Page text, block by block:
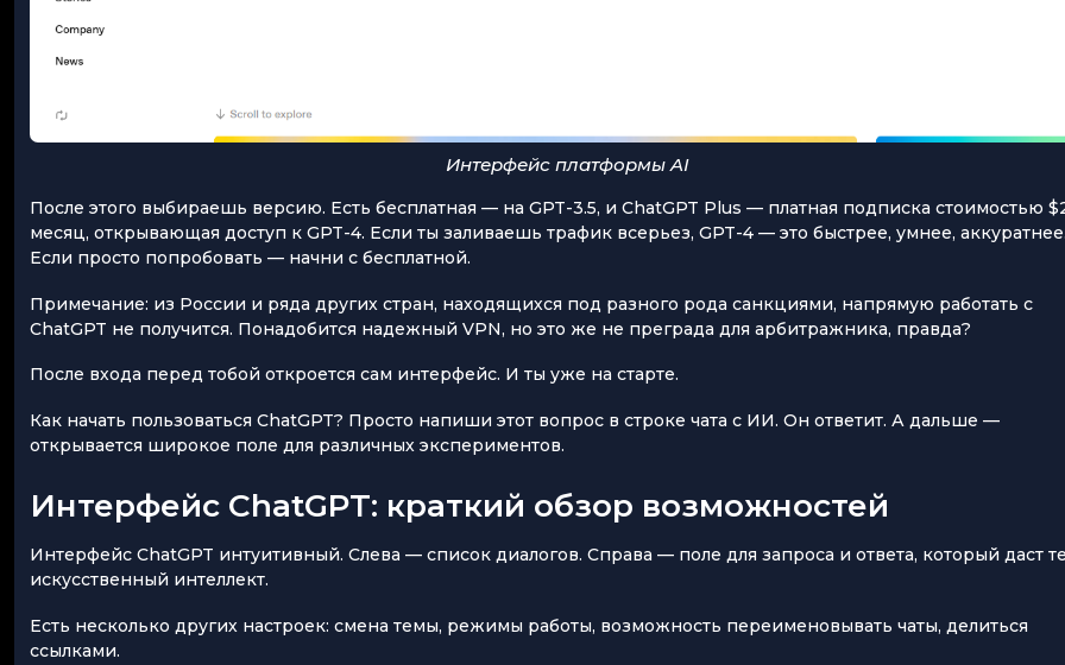
Интерфейс платформы AI
После этого выбираешь версию. Есть бесплатная — на GPT-3.5, и ChatGPT Plus — платная подписка стоимостью
месяц, открывающая доступ к GPT-4. Если ты заливаешь трафик всерьез, GPT-4 — это быстрее, умнее,
Если просто попробовать — начни с бесплатной.
Примечание: из России и ряда других стран, находящихся под разного рода санкциями, напрямую работать с
ChatGPT не получится. Понадобится надежный VPN, но это же не преграда для арбитражника, правда?
После входа перед тобой откроется сам интерфейс. И ты уже на старте.
Как начать пользоваться ChatGPT? Просто напиши этот вопрос в строке чата с ИИ. Он ответит. А дальше —
открывается широкое поле для различных экспериментов.
Интерфейс ChatGPT: краткий обзор возможностей
Интерфейс ChatGPT интуитивный. Слева — список диалогов. Справа — поле для запроса и ответа, который даст
искусственный интеллект.
Есть несколько других настроек: смена темы, режимы работы, возможность переименовывать чаты, делиться
ссылками.